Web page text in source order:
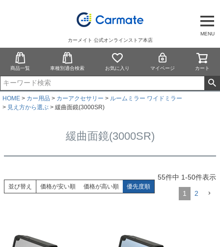
MENU
カーメイト 公式オンラインストア本店
商品一覧 車種別適合検索 お気に入り マイページ カート
HOME カー用品 カーアクセサリー
ルームミラー ワイドミラー
見え方から選ぶ
緩曲面鏡(3000SR)
緩曲面鏡(3000SR)
並び替え 価格が安い順 価格が高い順 優先度順
55件中 1-50件表示
1 2